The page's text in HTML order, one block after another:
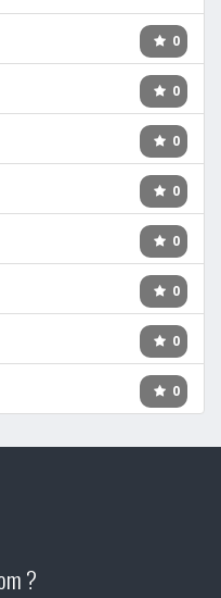
0
0
0
0
0
0
0
0
?